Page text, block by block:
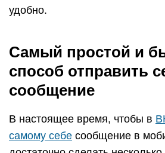
удобно.
Самый простой и
способ отправить
сообщение
В настоящее время, чтобы в
самому себе сообщение в